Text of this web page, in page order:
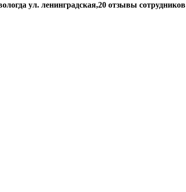
ул. ленинградская,20 отзывы сотрудников